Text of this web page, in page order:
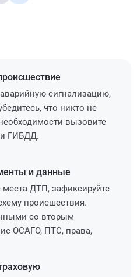
сигнализацию,
что никто не
вызовите
ГИБДД.
и данные
ДТП, зафиксируйте
происшествия.
со вторым
ОСАГО, ПТС, права,